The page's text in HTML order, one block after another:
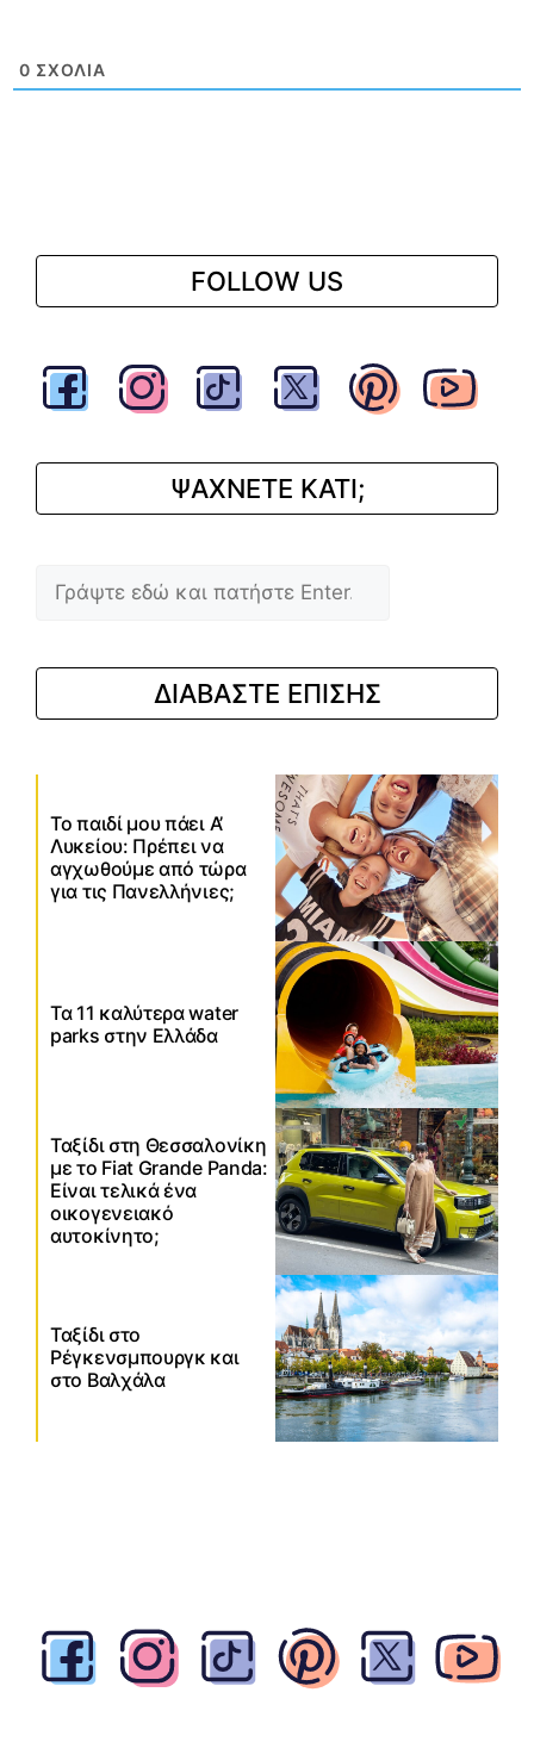
0 ΣΧΌΛΙΑ
FOLLOW US
ΨΑΧΝΕΤΕ ΚΑΤΙ;
ΔΙΑΒΑΣΤΕ ΕΠΙΣΗΣ
Το παιδί μου πάει Α’
Λυκείου: Πρέπει να
αγχωθούμε από τώρα
για τις Πανελλήνιες;
Τα 11 καλύτερα water
parks στην Ελλάδα
Ταξίδι στη Θεσσαλονίκη
με το Fiat Grande Panda:
Είναι τελικά ένα
οικογενειακό
αυτοκίνητο;
Ταξίδι στο
Ρέγκενσμπουργκ και
στο Βαλχάλα